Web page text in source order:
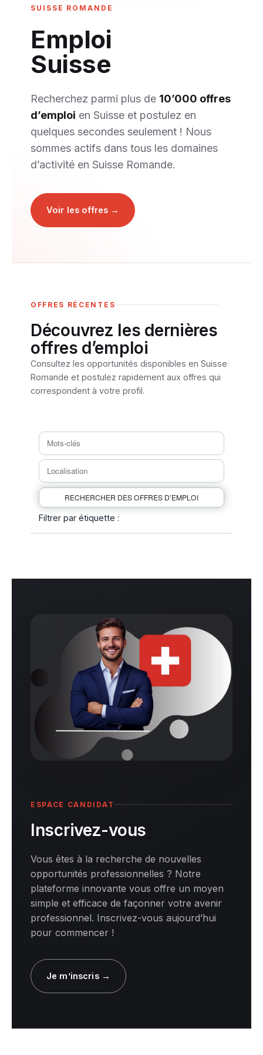
SUISSE ROMANDE
Emploi
Suisse
Recherchez parmi plus de 10’000 offres
d’emploi en Suisse et postulez en
quelques secondes seulement ! Nous
sommes actifs dans tous les domaines
d’activité en Suisse Romande.
Voir les offres →
OFFRES RÉCENTES
Découvrez les dernières
offres d’emploi
Consultez les opportunités disponibles en Suisse
Romande et postulez rapidement aux offres qui
correspondent à votre profil.
Filtrer par étiquette :
ESPACE CANDIDAT
Inscrivez-vous
Vous êtes à la recherche de nouvelles
opportunités professionnelles ? Notre
plateforme innovante vous offre un moyen
simple et efficace de façonner votre avenir
professionnel. Inscrivez-vous aujourd’hui
pour commencer !
Je m’inscris →